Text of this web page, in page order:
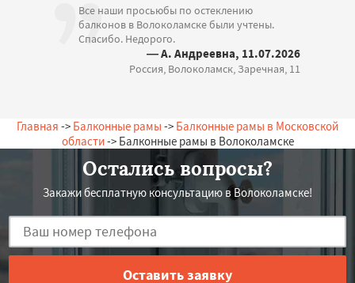
Все наши просьюбы по остеклению
балконов в Волоколамске были учтены.
Спасибо. Недорого.
— А. Андреевна, 11.07.2026
Россия, Волоколамск, Заречная, 11
Главная -> Балконные рамы -> Балконные рамы в Московской
области-> Балконные рамы в Волоколамске
Остались вопросы?
Закажи бесплатную консультацию в Волоколамске!